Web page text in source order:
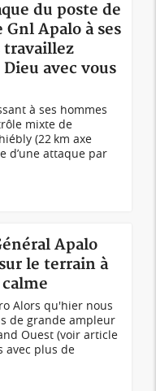
du poste de
Apalo à ses
travaillez
avec vous
à ses hommes
mixte de
(22 km axe
d’une attaque par
Apalo
le terrain à
Alors qu'hier nous
de grande ampleur
Ouest (voir article
avec plus de